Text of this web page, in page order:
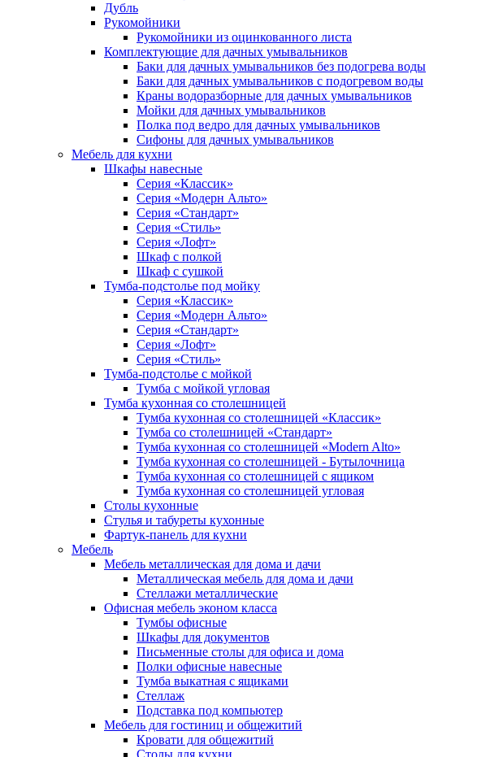
Дубль
Рукомойники
Рукомойники из оцинкованного листа
Комплектующие для дачных умывальников
Баки для дачных умывальников без подогрева воды
Баки для дачных умывальников с подогревом воды
Краны водоразборные для дачных умывальников
Мойки для дачных умывальников
Полка под ведро для дачных умывальников
Сифоны для дачных умывальников
Мебель для кухни
Шкафы навесные
Серия «Классик»
Серия «Модерн Альто»
Серия «Стандарт»
Серия «Стиль»
Серия «Лофт»
Шкаф с полкой
Шкаф с сушкой
Тумба-подстолье под мойку
Серия «Классик»
Серия «Модерн Альто»
Серия «Стандарт»
Серия «Лофт»
Серия «Стиль»
Тумба-подстолье с мойкой
Тумба с мойкой угловая
Тумба кухонная со столешницей
Тумба кухонная со столешницей «Классик»
Тумба со столешницей «Стандарт»
Тумба кухонная со столешницей «Modern Alto»
Тумба кухонная со столешницей - Бутылочница
Тумба кухонная со столешницей с ящиком
Тумба кухонная со столешницей угловая
Столы кухонные
Стулья и табуреты кухонные
Фартук-панель для кухни
Мебель
Мебель металлическая для дома и дачи
Металлическая мебель для дома и дачи
Стеллажи металлические
Офисная мебель эконом класса
Тумбы офисные
Шкафы для документов
Письменные столы для офиса и дома
Полки офисные навесные
Тумба выкатная с ящиками
Стеллаж
Подставка под компьютер
Мебель для гостиниц и общежитий
Кровати для общежитий
Столы для кухни